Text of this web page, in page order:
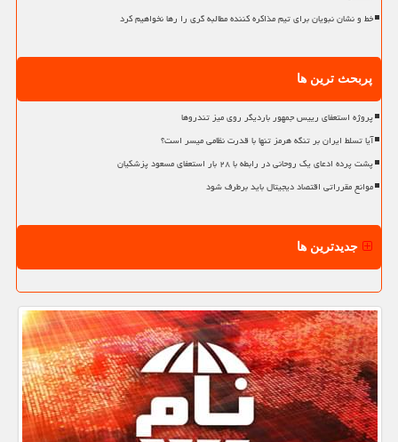
خط و نشان نبویان برای تیم مذاکره کننده مطالبه گری را رها نخواهیم کرد
پربحث ترین ها
پروژه استعفای رییس جمهور باردیگر روی میز تندروها
آیا تسلط ایران بر تنگه هرمز تنها با قدرت نظامی میسر است؟
پشت پرده ادعای یک روحانی در رابطه با ۲۸ بار استعفای مسعود پزشکیان
موانع مقرراتی اقتصاد دیجیتال باید برطرف شود
جدیدترین ها